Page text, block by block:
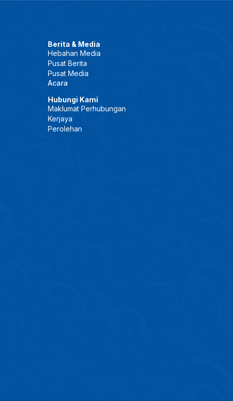
Berita & Media
Hebahan Media
Pusat Berita
Pusat Media
Acara
Hubungi Kami
Maklumat Perhubungan
Kerjaya
Perolehan